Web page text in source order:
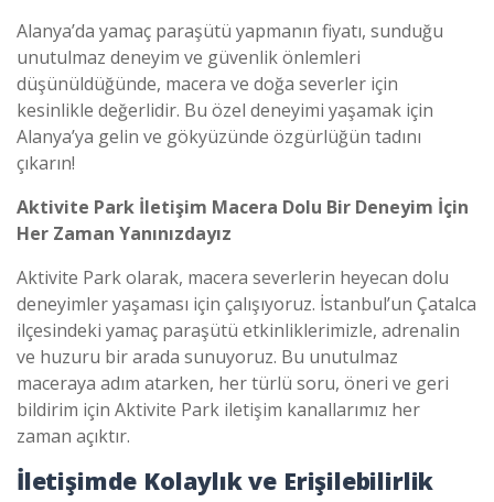
Alanya’da yamaç paraşütü yapmanın fiyatı, sunduğu
unutulmaz deneyim ve güvenlik önlemleri
düşünüldüğünde, macera ve doğa severler için
kesinlikle değerlidir. Bu özel deneyimi yaşamak için
Alanya’ya gelin ve gökyüzünde özgürlüğün tadını
çıkarın!
Aktivite Park İletişim Macera Dolu Bir Deneyim İçin
Her Zaman Yanınızdayız
Aktivite Park olarak, macera severlerin heyecan dolu
deneyimler yaşaması için çalışıyoruz. İstanbul’un Çatalca
ilçesindeki yamaç paraşütü etkinliklerimizle, adrenalin
ve huzuru bir arada sunuyoruz. Bu unutulmaz
maceraya adım atarken, her türlü soru, öneri ve geri
bildirim için Aktivite Park iletişim kanallarımız her
zaman açıktır.
İletişimde Kolaylık ve Erişilebilirlik